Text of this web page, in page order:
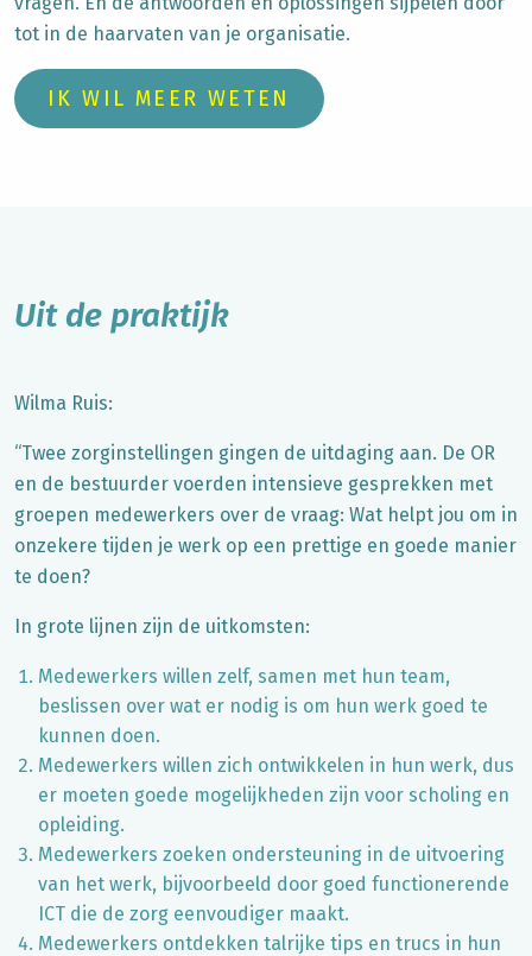
tot in de haarvaten van je organisatie.
IK WIL MEER WETEN
Uit de praktijk
Wilma Ruis:
“Twee zorginstellingen gingen de uitdaging aan. De OR
en de bestuurder voerden intensieve gesprekken met
groepen medewerkers over de vraag: Wat helpt jou om in
onzekere tijden je werk op een prettige en goede manier
te doen?
In grote lijnen zijn de uitkomsten:
Medewerkers willen zelf, samen met hun team,
beslissen over wat er nodig is om hun werk goed te
kunnen doen.
Medewerkers willen zich ontwikkelen in hun werk, dus
er moeten goede mogelijkheden zijn voor scholing en
opleiding.
Medewerkers zoeken ondersteuning in de uitvoering
van het werk, bijvoorbeeld door goed functionerende
ICT die de zorg eenvoudiger maakt.
Medewerkers ontdekken talrijke tips en trucs in hun